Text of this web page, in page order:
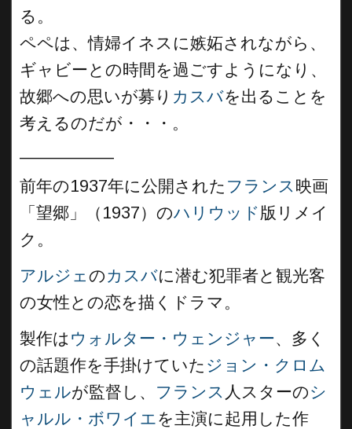
る。
ペペは、情婦イネスに嫉妬されながら、
ギャビーとの時間を過ごすようになり、
故郷への思いが募り カスバを出ることを
考えるのだが・・・。
前年の1937年に公開された フランス 映画
「望郷」（1937）のハリウッド版リメイ
ク。
アルジェのカスバに潜む犯罪者と観光客
の女性との恋を描くドラマ。
製作は ウォルター・ウェンジャー、多く
の話題作を手掛けていた ジョン・クロム
ウェルが監督し、 フランス 人スターのシ
ャルル・ボワイエを主演に起用した作